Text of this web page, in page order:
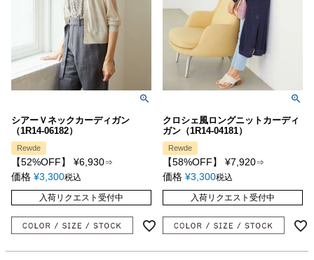
シアーＶネックカーディガン
（1R14-06182）
Rewde
【52%OFF】 ¥6,930⇒
価格 ¥3,300税込
入荷リクエスト受付中
クロシェ風ロングニットカーディ
ガン（1R14-04181）
Rewde
【58%OFF】 ¥7,920⇒
価格 ¥3,300税込
入荷リクエスト受付中